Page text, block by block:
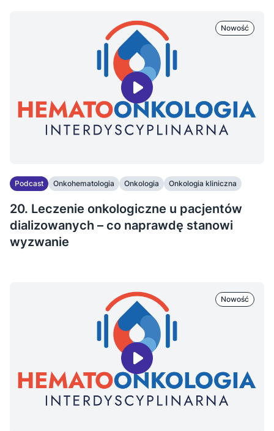
Nowość
Podcast Onkohematologia Onkologia Onkologia kliniczna
20. Leczenie onkologiczne u pacjentów
dializowanych – co naprawdę stanowi
wyzwanie
Nowość